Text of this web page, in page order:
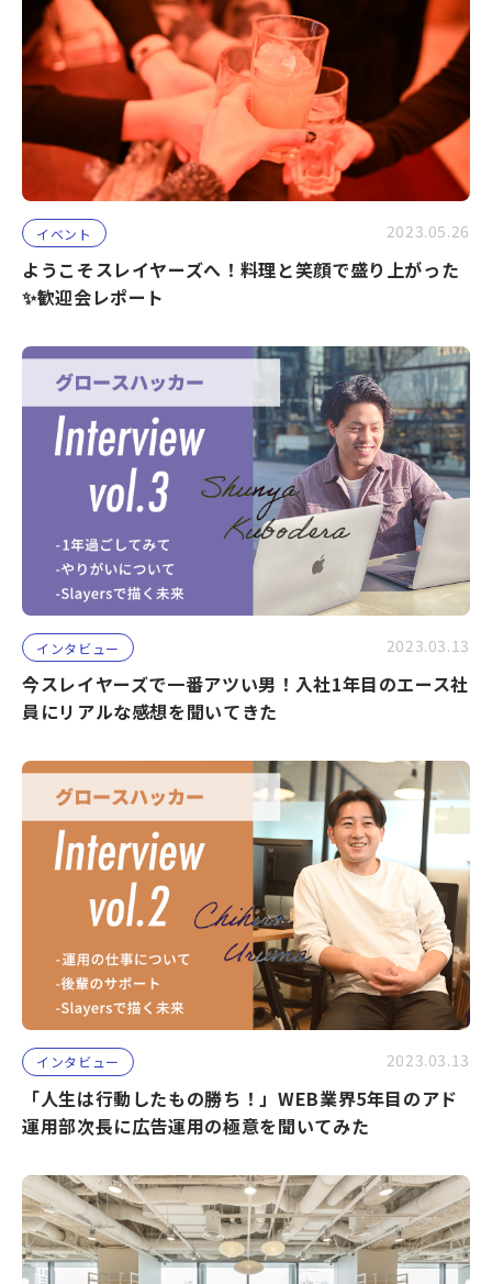
イベント 2023.05.26
ようこそスレイヤーズへ！料理と笑顔で盛り上がった
✨歓迎会レポート
インタビュー 2023.03.13
今スレイヤーズで一番アツい男！入社1年目のエース社
員にリアルな感想を聞いてきた
インタビュー 2023.03.13
「人生は行動したもの勝ち！」WEB業界5年目のアド
運用部次長に広告運用の極意を聞いてみた